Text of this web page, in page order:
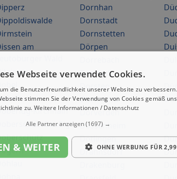
am
Dobel
Kirchhain
Doberschau-Gaußig
Dornhan
Dornstadt
Dornstetten
Dörpen
Dorstadt
Dorsten
Dortmund
Dörverden
Dossenheim
Dötlingen
Drahnsdorf
Webseite verwendet Cookies.
die Benutzerfreundlichkeit unserer Website zu
stimmen Sie der Verwendung von Cookies gemäß
zu. Weitere Informationen / Datenschutz
Alle Partner anzeigen(1697) →
& WEITER OHNE WERBUNG FÜR